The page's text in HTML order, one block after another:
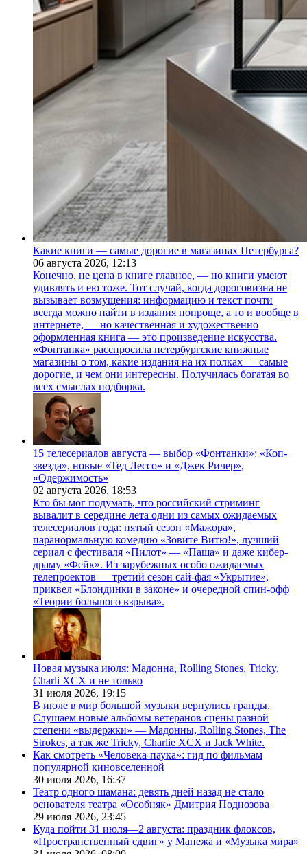
Какие книги — самые дорогие в магазинах Петербурга?
06 августа 2026, 12:13
Конечно, не цена в книге главное, — но книги умеют
удивлять и ею тоже. Тот случай, когда дороговизна не
вызывает возмущения: информацию и текст почти
всегда можно найти в издания попроще, а то и вообще в
интернете, — но качественная и художественно
оформленная книга — это произведение искусства.
«Фонтанка» расспросила петербургские книжные
магазины о том, какие издания на их полках — самые
дорогие, и чем они интересны. Получилась богатая во
всех смыслах подборка.
15 телесериалов августа — выбор «Фонтанки»: «Коп-
звезда», новые «Тед Лессо» и «Джек Ричер»,
«Одержимость»
02 августа 2026, 18:53
Кто бы мог подумать, что российский стриминг
вывалит в середине лета одни из самых ожидаемых
телесериалов года: пятый сезон «Мажора»,
паранормальную комедию «Зовите Витю!», лучший
сериал с фестиваля «Пилот» — «Паша» и даже кибер-
драму «Фейк». Из зарубежных особо ожидаемых
телепроектов — третий сезон сай-фая «Укрытие»,
приквел «Блондинки в законе» и очередной спин-офф
«Теории большого взрыва».
Новая музыка июля: Мадонна, Rolling Stones, Tricky,
Charli XCX и не только
31 июля 2026, 19:15
В июле в мир большой музыки вернулись гранды.
Слушаем новые альбомы ветеранов сцены разной
степени «выдержки» — Мадонны, Rolling Stones, The
Strokes, а так же Tricky, Charlie XCX и Jack White.
Как смотреть «Человека-паука»: гид по фильмам
популярной киновселенной
30 июля 2026, 16:37
Театр одного шамана: девять дней назад не стало
основателя театра «Особняк» Дмитрия Поднозова
29 июля 2026, 23:45
Куда пойти 31 июля—2 августа: праздник флоксов,
«Пространственный сдвиг» у Манежа и «Музыка мира»